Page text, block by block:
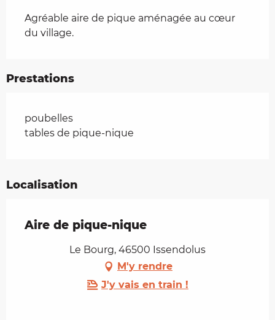
Agréable aire de pique aménagée au cœur
du village.
Prestations
poubelles
tables de pique-nique
Localisation
Aire de pique-nique
Le Bourg, 46500 Issendolus
M'y rendre
J'y vais en train !